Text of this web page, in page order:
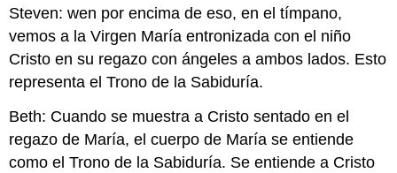
Steven: wen por encima de eso, en el tímpano,
vemos a la Virgen María entronizada con el niño
Cristo en su regazo con ángeles a ambos lados. Esto
representa el Trono de la Sabiduría.
Beth: Cuando se muestra a Cristo sentado en el
regazo de María, el cuerpo de María se entiende
como el Trono de la Sabiduría. Se entiende a Cristo